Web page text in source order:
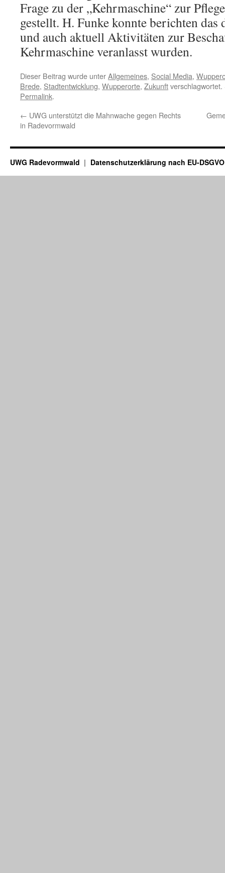
Frage zu der „Kehrmaschine“ zur
gestellt. H. Funke konnte berichten das
und auch aktuell Aktivitäten zur
Kehrmaschine veranlasst wurden.
Dieser Beitrag wurde unterAllgemeines, Social Media,
Brede, Stadtentwicklung, Wupperorte, Zukunft
Permalink.
← UWG unterstützt die Mahnwache gegen Rechts
in Radevormwald
UWG Radevormwald Datenschutzerklärung nach EU-DSGVO